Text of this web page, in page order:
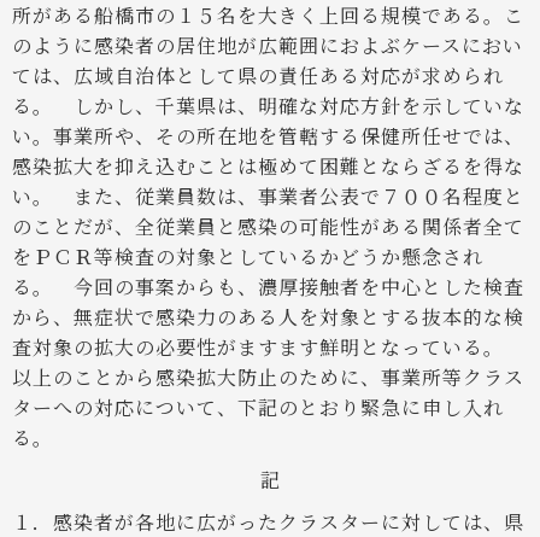
所がある船橋市の１５名を大きく上回る規模である。こ
のように感染者の居住地が広範囲におよぶケースにおい
ては、広域自治体として県の責任ある対応が求められ
る。
しかし、千葉県は、明確な対応方針を示していな
い。事業所や、その所在地を管轄する保健所任せでは、
感染拡大を抑え込むことは極めて困難とならざるを得な
い。
また、従業員数は、事業者公表で７００名程度と
のことだが、全従業員と感染の可能性がある関係者全て
をＰＣＲ等検査の対象としているかどうか懸念され
る。
今回の事案からも、濃厚接触者を中心とした検査
から、無症状で感染力のある人を対象とする抜本的な検
査対象の拡大の必要性がますます鮮明となっている。
以上のことから感染拡大防止のために、事業所等クラス
ターへの対応について、下記のとおり緊急に申し入れ
る。
記
１．感染者が各地に広がったクラスターに対しては、県